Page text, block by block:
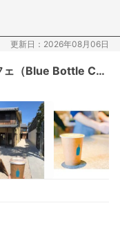
更新日：2026年08月06日
ブルーボトルコーヒー 京都カフェ（Blue Bottle Coffee）